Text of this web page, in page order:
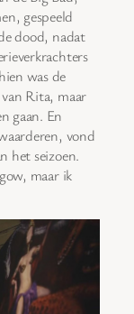
gespeeld
dood, nadat
was de
Rita, maar
gaan. En
vond
het seizoen.
maar ik